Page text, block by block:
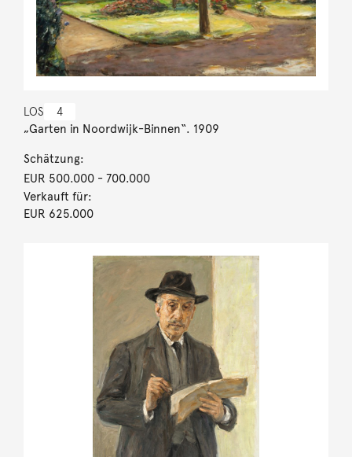
LOS 4
„Garten in Noordwijk-Binnen“. 1909
Schätzung:
EUR 500.000- 700.000
Verkauft für:
EUR 625.000